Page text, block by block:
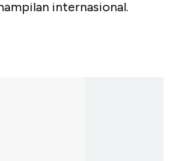
internasional.